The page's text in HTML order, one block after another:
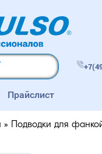
Прайслист
» Подводки для